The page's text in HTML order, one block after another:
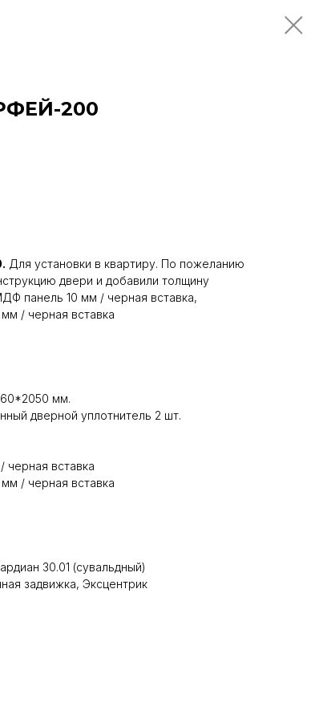
200
Для установки в квартиру. По пожеланию
двери и добавили толщину
панель 10 мм / черная вставка,
/ черная вставка
мм.
дверной уплотнитель 2 шт.
вставка
/ черная вставка
30.01 (сувальдный)
задвижка, Эксцентрик